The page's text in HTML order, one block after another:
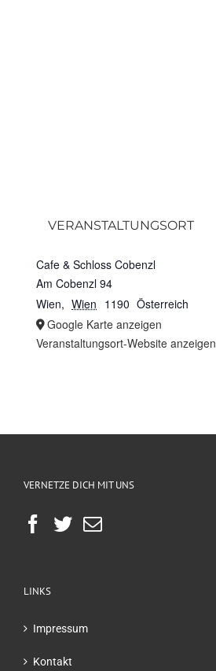
VERANSTALTUNGSORT
Cafe & Schloss Cobenzl
Am Cobenzl 94
Wien, Wien 1190 Österreich
Google Karte anzeigen
Veranstaltungsort-Website anzeigen
VERNETZE DICH MIT UNS
LINKS
Impressum
Kontakt